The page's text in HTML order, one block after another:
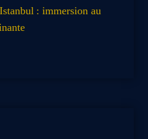
: immersion au